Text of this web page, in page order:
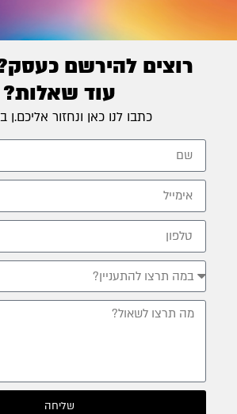
רוצים להירשם
עוד שאלות?
כתבו לנו כאן ונחזור
שליחה